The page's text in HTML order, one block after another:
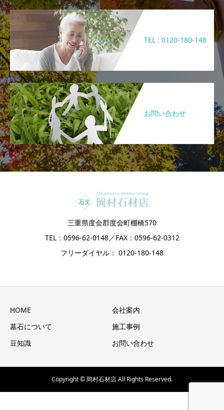
TEL : 0120-180-148
お問い合わせ
三重県度会郡度会町棚橋570
TEL：0596-62-0148／FAX：0596-62-0312
フリーダイヤル： 0120-180-148
HOME
会社案内
墓石について
施工事例
豆知識
お問い合わせ
Copyright © 岡村石材店 All Rights Reserved.